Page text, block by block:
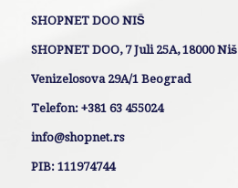
SHOPNET DOO NIŠ
SHOPNET DOO, 7 Juli 25A, 18000 Niš
Venizelosova 29A/1 Beograd
Telefon: +381 63 455024
info@shopnet.rs
PIB: 111974744